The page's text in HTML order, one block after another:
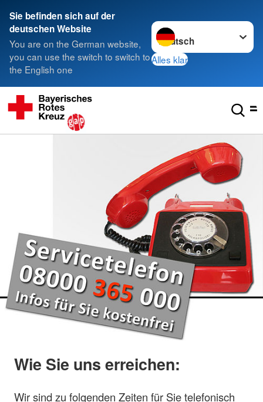
Sie befinden sich auf der
deutschen Website
You are on the German website,
you can use the switch to switch to
the English one
Sprache wechseln zu
Alles klar
Wie Sie uns erreichen:
Wir sind zu folgenden Zeiten für Sie telefonisch